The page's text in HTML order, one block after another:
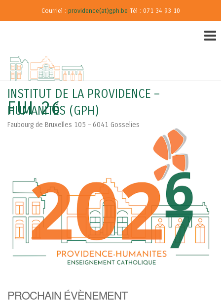
Courriel : providence(at)gph.be Tél : 071 34 93 10
INSTITUT DE LA PROVIDENCE –
HUMANITÉS (GPH)
Faubourg de Bruxelles 105 – 6041 Gosselies
FUI 26
PROCHAIN ÉVÈNEMENT